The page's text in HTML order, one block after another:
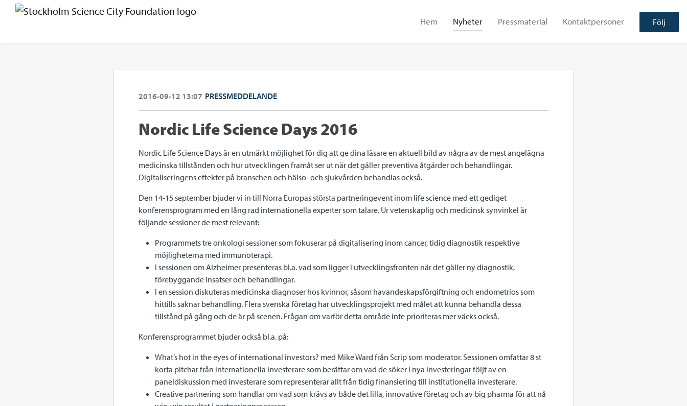
Hem Nyheter Pressmaterial Kontaktpersoner Följ
2016-09-12 13:07 PRESSMEDDELANDE
Nordic Life Science Days 2016
Nordic Life Science Days är en utmärkt möjlighet för dig att ge dina läsare en aktuell bild av några av de mest angelägna
medicinska tillstånden och hur utvecklingen framåt ser ut när det gäller preventiva åtgärder och behandlingar.
Digitaliseringens effekter på branschen och hälso- och sjukvården behandlas också.
Den 14-15 september bjuder vi in till Norra Europas största partneringevent inom life science med ett gediget
konferensprogram med en lång rad internationella experter som talare. Ur vetenskaplig och medicinsk synvinkel är
följande sessioner de mest relevant:
Programmets tre onkologi sessioner som fokuserar på digitalisering inom cancer, tidig diagnostik respektive
möjligheterna med immunoterapi.
I sessionen om Alzheimer presenteras bl.a. vad som ligger i utvecklingsfronten när det gäller ny diagnostik,
förebyggande insatser och behandlingar.
I en session diskuteras medicinska diagnoser hos kvinnor, såsom havandeskapsförgiftning och endometrios som
hittills saknar behandling. Flera svenska företag har utvecklingsprojekt med målet att kunna behandla dessa
tillstånd på gång och de är på scenen. Frågan om varför detta område inte prioriteras mer väcks också.
Konferensprogrammet bjuder också bl.a. på:
What’s hot in the eyes of international investors? med Mike Ward från Scrip som moderator. Sessionen omfattar 8 st
korta pitchar från internationella investerare som berättar om vad de söker i nya investeringar följt av en
paneldiskussion med investerare som representerar allt från tidig finansiering till institutionella investerare.
Creative partnering som handlar om vad som krävs av både det lilla, innovative företag och av big pharma för att nå